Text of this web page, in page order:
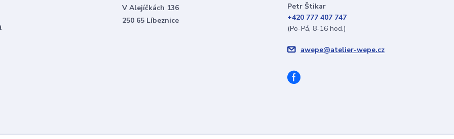
V Alejíčkách 136
250 65 Líbeznice
Petr Štikar
+420 777 407 747
(Po-Pá, 8-16 hod.)
awepe@atelier-wepe.cz